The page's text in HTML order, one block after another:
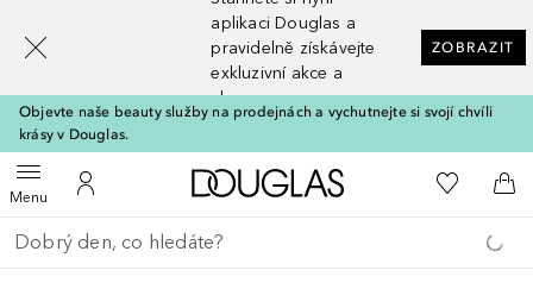
aplikaci Douglas a
pravidelně získávejte
exkluzivní akce a
slevy
ZOBRAZIT
Objevte naše beauty služby na prodejnách a vychutnejte si svojí chvíli
krásy v Douglas.
MenuOtevřít menuK mému účtu
Domů K mému
Do
Vraťte se
Proveďte vyhledávání
[navigation.slideout.screenreader]